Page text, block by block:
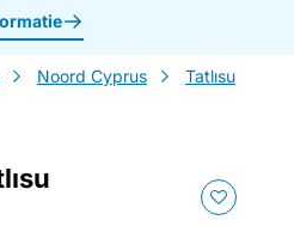
Noord Cyprus
Tatlısu